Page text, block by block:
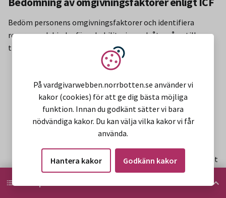
HITTA PÅ SIDAN
Bedöm personens omgivningsfaktorer och identifiera
resurser och hinder för rehabilitering och återgång till
tidigare aktivitetsvanor. Följande områden bör beaktas:
socialt nätverk och personligt stöd från familj och
vänner inklusive barn som närstående
boendemiljö, ge vid behov stöd och rådgivning
angående eventuella behov av bostadsanpassning,
hjälpmedel och risker i hemmiljön, till exempel
fallprevention för äldre personer
eventuella hjälpmedelsbehov
arbetsmiljö, arbetsgivare, utbildningsmiljö, lärare samt
samordning med aktuella aktörer
stöd från olika system inom hälso-och sjukvården och
Vi använder kakor
På vardgivarwebben.norrbotten.se använder vi
kakor (cookies) för att ge dig bästa möjliga
funktion. Innan du godkänt sätter vi bara
nödvändiga kakor. Du kan välja vilka kakor vi får
använda.
Hantera kakor Godkänn kakor